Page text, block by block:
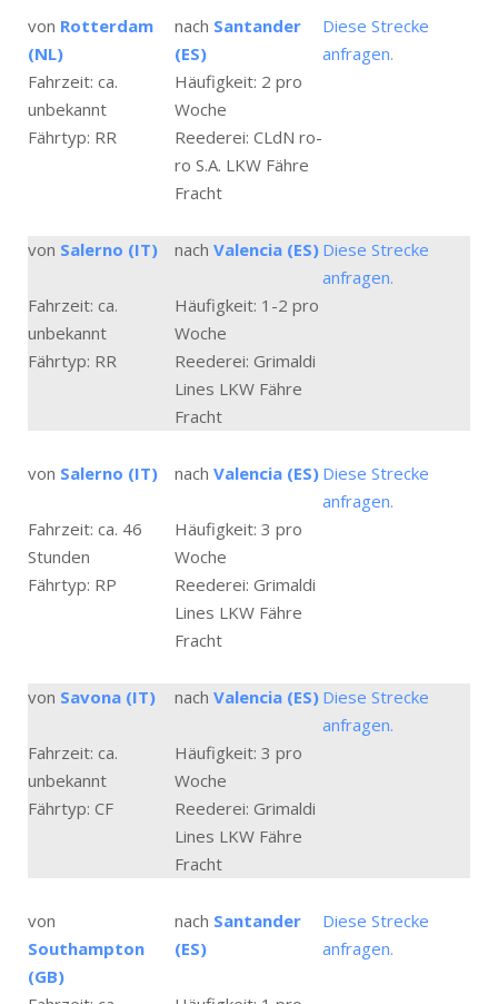
von Rotterdam
(NL)
nach Santander
(ES)
Diese Strecke
anfragen.
Fahrzeit: ca.
unbekannt
Häufigkeit: 2 pro
Woche
Fährtyp: RR
Reederei: CLdN ro-
ro S.A. LKW Fähre
Fracht
von Salerno (IT) nach Valencia (ES) Diese Strecke
anfragen.
Fahrzeit: ca.
unbekannt
Häufigkeit: 1-2 pro
Woche
Fährtyp: RR
Reederei: Grimaldi
Lines LKW Fähre
Fracht
von Salerno (IT) nach Valencia (ES) Diese Strecke
anfragen.
Fahrzeit: ca. 46
Stunden
Häufigkeit: 3 pro
Woche
Fährtyp: RP
Reederei: Grimaldi
Lines LKW Fähre
Fracht
von Savona (IT) nach Valencia (ES) Diese Strecke
anfragen.
Fahrzeit: ca.
unbekannt
Häufigkeit: 3 pro
Woche
Fährtyp: CF
Reederei: Grimaldi
Lines LKW Fähre
Fracht
von
Southampton
(GB)
nach Santander
(ES)
Diese Strecke
anfragen.